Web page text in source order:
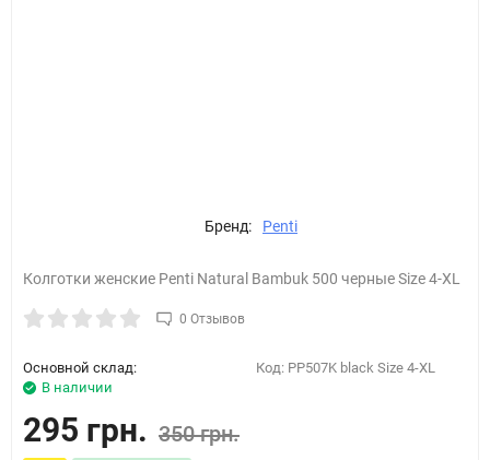
Бренд: Penti
Колготки женские Penti Natural Bambuk 500 черные Size 4-XL
0 Отзывов
Основной склад:
В наличии
Код: PP507K black Size 4-XL
295 грн. 350 грн.